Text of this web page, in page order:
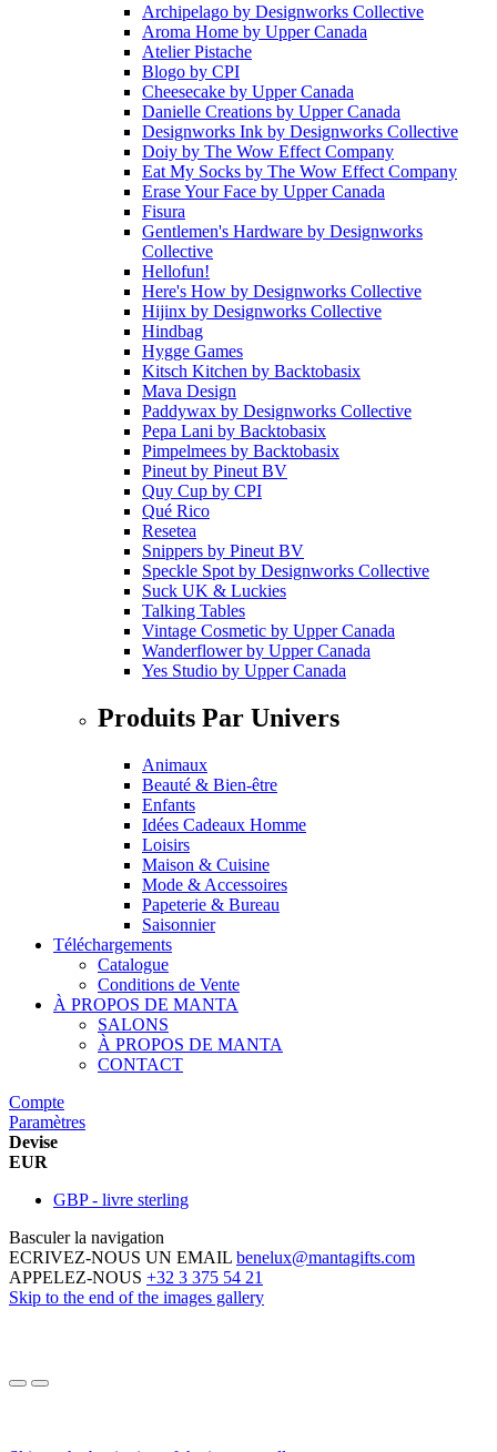
Archipelago by Designworks Collective
Aroma Home by Upper Canada
Atelier Pistache
Blogo by CPI
Cheesecake by Upper Canada
Danielle Creations by Upper Canada
Designworks Ink by Designworks Collective
Doiy by The Wow Effect Company
Eat My Socks by The Wow Effect Company
Erase Your Face by Upper Canada
Fisura
Gentlemen's Hardware by Designworks
Collective
Hellofun!
Here's How by Designworks Collective
Hijinx by Designworks Collective
Hindbag
Hygge Games
Kitsch Kitchen by Backtobasix
Mava Design
Paddywax by Designworks Collective
Pepa Lani by Backtobasix
Pimpelmees by Backtobasix
Pineut by Pineut BV
Quy Cup by CPI
Qué Rico
Resetea
Snippers by Pineut BV
Speckle Spot by Designworks Collective
Suck UK & Luckies
Talking Tables
Vintage Cosmetic by Upper Canada
Wanderflowerby Upper Canada
Yes Studio by Upper Canada
Produits Par Univers
Animaux
Beauté & Bien-être
Enfants
Idées Cadeaux Homme
Loisirs
Maison & Cuisine
Mode & Accessoires
Papeterie & Bureau
Saisonnier
Téléchargements
Catalogue
Conditions de Vente
À PROPOS DE MANTA
SALONS
À PROPOS DE MANTA
CONTACT
Compte
Paramètres
Devise
EUR
GBP - livre sterling
Basculer la navigation
ECRIVEZ-NOUS UN EMAIL benelux@mantagifts.com
APPELEZ-NOUS +32 3 375 54 21
Skip to the end of the images gallery